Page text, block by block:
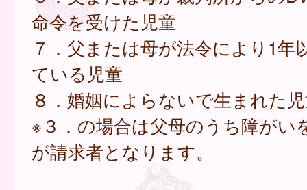
命令を受けた児童
７．父または母が法令により1年
ている児童
８．婚姻によらないで生まれた
※３．の場合は父母のうち障がい
が請求者となります。